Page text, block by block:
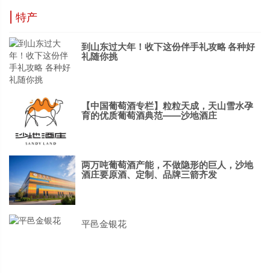
| 特产
到山东过大年！收下这份伴手礼攻略 各种好
礼随你挑
【中国葡萄酒专栏】粒粒天成，天山雪水孕
育的优质葡萄酒典范——沙地酒庄
两万吨葡萄酒产能，不做隐形的巨人，沙地
酒庄要原酒、定制、品牌三箭齐发
平邑金银花